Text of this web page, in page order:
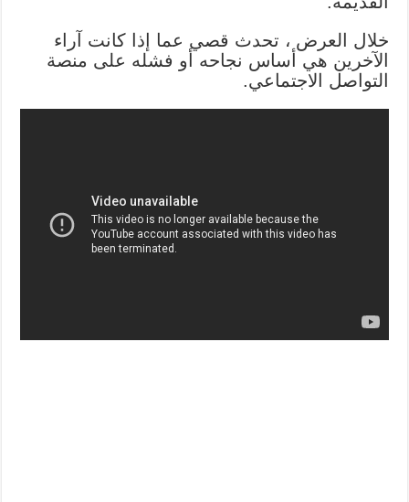
خلال العرض ، تحدث قصي عما إذا كانت آراء
الآخرين هي أساس نجاحه أو فشله على منصة
التواصل الاجتماعي.